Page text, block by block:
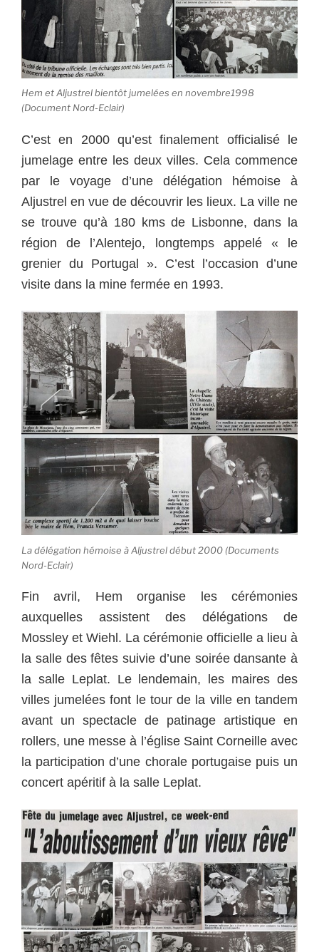
Hem et Aljustrel bientôt jumelées en novembre1998
(Document Nord-Eclair)
C’est en 2000 qu’est finalement officialisé le
jumelage entre les deux villes. Cela commence
par le voyage d’une délégation hémoise à
Aljustrel en vue de découvrir les lieux. La ville ne
se trouve qu’à 180 kms de Lisbonne, dans la
région de l’Alentejo, longtemps appelé « le
grenier du Portugal ». C’est l’occasion d’une
visite dans la mine fermée en 1993.
La délégation hémoise à Aljustrel début 2000 (Documents
Nord-Eclair)
Fin avril, Hem organise les cérémonies
auxquelles assistent des délégations de
Mossley et Wiehl. La cérémonie officielle a lieu à
la salle des fêtes suivie d’une soirée dansante à
la salle Leplat. Le lendemain, les maires des
villes jumelées font le tour de la ville en tandem
avant un spectacle de patinage artistique en
rollers, une messe à l’église Saint Corneille avec
la participation d’une chorale portugaise puis un
concert apéritif à la salle Leplat.